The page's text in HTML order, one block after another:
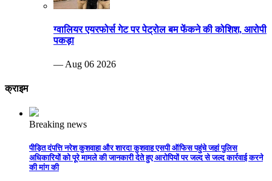
ग्वालियर एयरफोर्स गेट पर पेट्रोल बम फेंकने की कोशिश, आरोपी
पकड़ा
— Aug 06 2026
क्राइम
Breaking news
पीड़ित दंपत्ति नरेश कुशवाहा और शारदा कुशवाह एसपी ऑफिस पहुंचे जहां पुलिस
अधिकारियों को पूरे मामले की जानकारी देते हुए आरोपियों पर जल्द से जल्द कार्रवाई करने
की मांग की